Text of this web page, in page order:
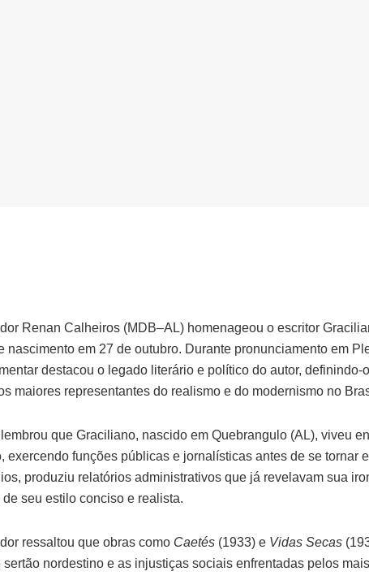
Renan Calheiros (MDB–AL) homenageou o escritor
nascimento em 27 de outubro. Durante pronunciamento em
destacou o legado literário e político do autor, definindo-
maiores representantes do realismo e do modernismo no
que Graciliano, nascido em Quebrangulo (AL), viveu
exercendo funções públicas e jornalísticas antes de se tornar
produziu relatórios administrativos que já revelavam sua
seu estilo conciso e realista.
ressaltou que obras como Caetés (1933) e Vidas Secas
sertão nordestino e as injustiças sociais enfrentadas pelos